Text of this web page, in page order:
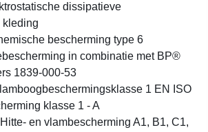
dissipatieve
kleding
bescherming type 6
in combinatie met BP®
1839-000-53
1 EN ISO
klasse 1 - A
en vlambescherming A1, B1, C1,